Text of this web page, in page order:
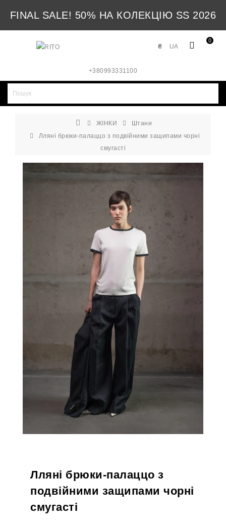
FINAL SALE! 50% НА КОЛЕКЦІЮ SS 2026
0
UA
₴
+380993331100
ЖІНКИ
Штани
Лляні брюки-палаццо з подвійними защипами чорні
смугасті
Лляні брюки-палаццо з
подвійними защипами чорні
смугасті